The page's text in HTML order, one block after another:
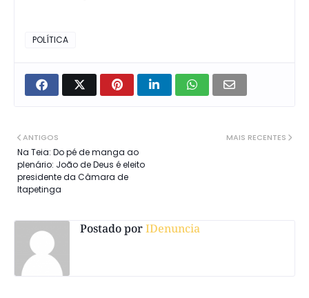
POLÍTICA
MAIS RECENTES
ANTIGOS
Na Teia: Do pé de manga ao
plenário: João de Deus é eleito
presidente da Câmara de
Itapetinga
Postado porIDenuncia